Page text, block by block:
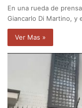
En una rueda de
Giancarlo Di Martino, y
Ver Mas »